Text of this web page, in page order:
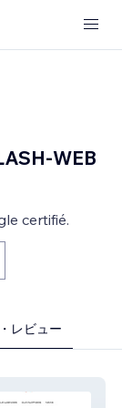
WEB
certifié.
レビュー